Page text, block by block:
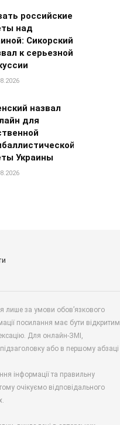
российские
над
Сикорский
к серьезной
назвал
для
Украины
лише за умови обов’язкового
посилання має бути відкритим
Для онлайн-ЗМІ,
або в першому абзаці
інформації та правильну
очікуємо відповідального